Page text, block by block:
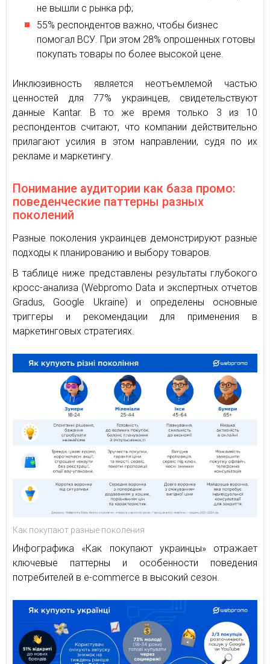
не вышли с рынка рф;
55% респондентов важно, чтобы бизнес
помогал ВСУ. При этом 28% опрошенных готовы
покупать товары по более высокой цене.
Инклюзивность является неотъемлемой частью
ценностей для 77% украинцев, свидетельствуют
данные Kantar. В то же время только 3 из 10
респондентов считают, что компании действительно
прилагают усилия в этом направлении, судя по их
рекламе и маркетингу.
Понимание аудитории как база промо:
поведенческие паттерны разных
поколений
Разные поколения украинцев демонстрируют разные
подходы к планированию и выбору товаров.
В таблице ниже представлены результаты глубокого
кросс-анализа (Webpromo Data и экспертных отчетов
Gradus, Google Ukraine) и определены основные
триггеры и рекомендации для применения в
маркетинговых стратегиях.
Как покупают разные поколения
Инфографика «Как покупают украинцы» отражает
ключевые паттерны и особенности поведения
потребителей в e-commerce в высокий сезон.